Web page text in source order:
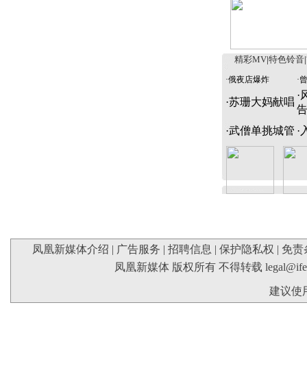
精彩MV 特色铃音
·俄夜店爆炸 ·
·苏珊大妈献唱
·
告
·武僧单挑城管 ·
凤凰新媒体介绍 | 广告服务 | 招聘信息 | 保护隐私权 | 免责
凤凰新媒体 版权所有 不得转载
建议使